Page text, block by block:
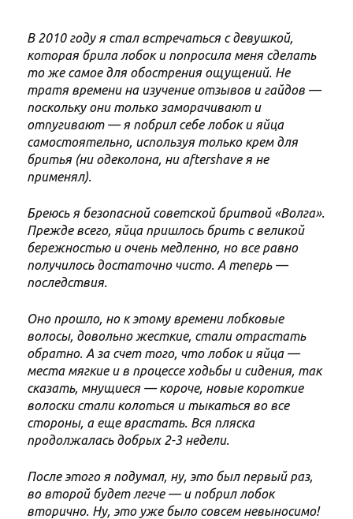
В 2010 году я стал встречаться с девушкой,
которая брила лобок и попросила меня сделать
то же самое для обострения ощущений. Не
тратя времени на изучение отзывов и гайдов —
поскольку они только заморачивают и
отпугивают — я побрил себе лобок и яйца
самостоятельно, используя только крем для
бритья (ни одеколона, ни aftershave я не
применял).
Бреюсь я безопасной советской бритвой «Волга».
Прежде всего, яйца пришлось брить с великой
бережностью и очень медленно, но все равно
получилось достаточно чисто. А теперь —
последствия.
Оно прошло, но к этому времени лобковые
волосы, довольно жесткие, стали отрастать
обратно. А за счет того, что лобок и яйца —
места мягкие и в процессе ходьбы и сидения, так
сказать, мнущиеся — короче, новые короткие
волоски стали колоться и тыкаться во все
стороны, а еще врастать. Вся пляска
продолжалась добрых 2-3 недели.
После этого я подумал, ну, это был первый раз,
во второй будет легче — и побрил лобок
вторично. Ну, это уже было совсем невыносимо!